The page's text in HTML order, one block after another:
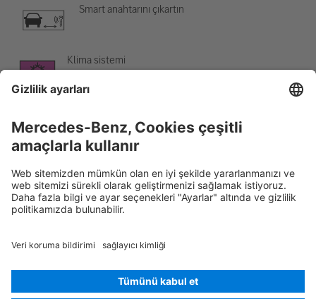
Smart anahtarını çıkartın
Klima sistemi
236.351
© 2026Mercedes-Benz AG